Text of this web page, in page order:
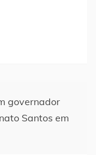
governador
Santos em